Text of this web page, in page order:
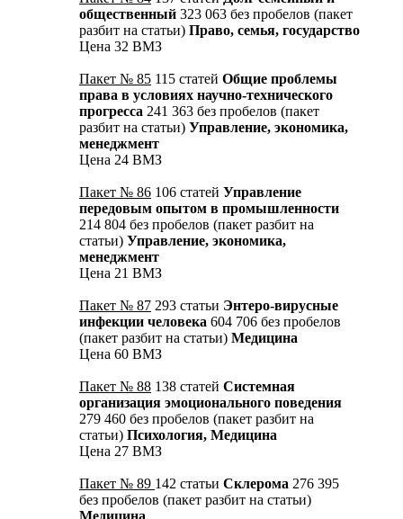
общественный 323 063 без пробелов (пакет
разбит на статьи) Право, семья, государство
Цена 32 ВМЗ
Пакет № 85 115 статей Общие проблемы
права в условиях научно-технического
прогресса 241 363 без пробелов (пакет
разбит на статьи) Управление, экономика,
менеджмент
Цена 24 ВМЗ
Пакет № 86 106 статей Управление
передовым опытом в промышленности
214 804 без пробелов (пакет разбит на
статьи) Управление, экономика,
менеджмент
Цена 21 ВМЗ
Пакет № 87 293 статьи Энтеро-вирусные
инфекции человека 604 706 без пробелов
(пакет разбит на статьи) Медицина
Цена 60 ВМЗ
Пакет № 88 138 статей Системная
организация эмоционального поведения
279 460 без пробелов (пакет разбит на
статьи) Психология, Медицина
Цена 27 ВМЗ
Пакет № 89 142 статьи Склерома 276 395
без пробелов (пакет разбит на статьи)